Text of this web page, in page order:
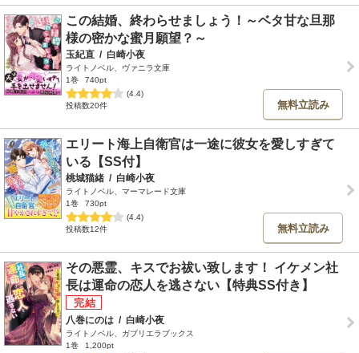
この結婚、終わらせましょう！～ベタ甘な旦那
様の密かな蜜月願望？～
玉紀直 / 白崎小夜
ライトノベル、ヴァニラ文庫
1巻
740pt
(4.4)
投稿数20件
無料立読み
エリート海上自衛官は一途に彼女を愛しすぎて
いる【SS付】
桃城猫緒 / 白崎小夜
ライトノベル、マーマレード文庫
1巻
730pt
(4.4)
投稿数12件
無料立読み
その悪霊、キスでお祓い致します！ イケメン社
長は運命の恋人を逃さない【特典SS付き】
八巻にのは / 白崎小夜
ライトノベル、ガブリエラブックス
1巻
1,200pt